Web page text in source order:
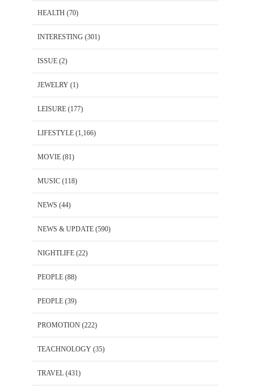
HEALTH (70)
INTERESTING (301)
ISSUE (2)
JEWELRY (1)
LEISURE (177)
LIFESTYLE (1,166)
MOVIE (81)
MUSIC (118)
NEWS (44)
NEWS & UPDATE (590)
NIGHTLIFE (22)
PEOPLE (88)
PEOPLE (39)
PROMOTION (222)
TEACHNOLOGY (35)
TRAVEL (431)